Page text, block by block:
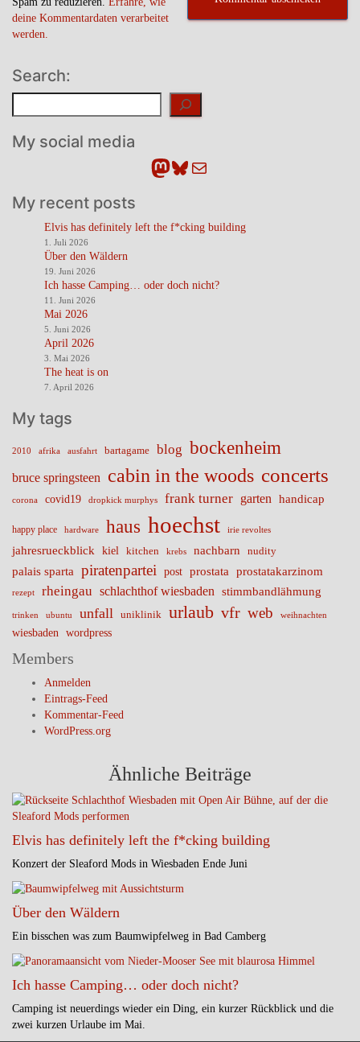
deine Kommentardaten verarbeitet
werden.
Search:
My social media
Mastodon
Bluesky
E-Mail
My recent posts
Elvis has definitely left the f*cking building
1. Juli 2026
Über den Wäldern
19. Juni 2026
Ich hasse Camping… oder doch nicht?
11. Juni 2026
Mai 2026
5. Juni 2026
April 2026
3. Mai 2026
The heat is on
7. April 2026
My tags
2010 afrika ausfahrt bartagame blog bockenheim
bruce springsteen cabin in the woods concerts
corona covid19 dropkick murphys frank turner garten handicap
happy place hardware haus hoechst irie revoltes
jahresrueckblick kiel kitchen krebs nachbarn nudity
palais sparta piratenpartei post prostata prostatakarzinom
rezept rheingau schlachthof wiesbaden stimmbandlähmung
trinken ubuntu unfall uniklinik urlaub vfr web weihnachten
wiesbaden wordpress
Members
Anmelden
Eintrags-Feed
Kommentar-Feed
WordPress.org
Ähnliche Beiträge
Elvis has definitely left the f*cking building
Konzert der Sleaford Mods in Wiesbaden Ende Juni
Über den Wäldern
Ein bisschen was zum Baumwipfelweg in Bad Camberg
Ich hasse Camping… oder doch nicht?
Camping ist neuerdings wieder ein Ding, ein kurzer Rückblick und die
zwei kurzen Urlaube im Mai.